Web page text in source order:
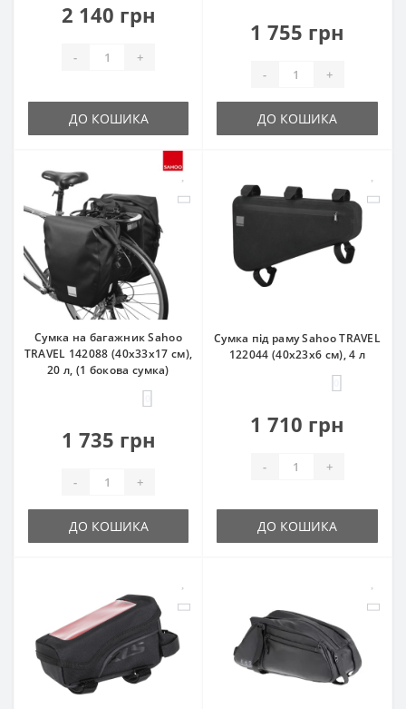
2 140 грн
- +
ДО КОШИКА
1 755 грн
- +
ДО КОШИКА
Сумка на багажник Sahoo
TRAVEL 142088 (40x33x17 см),
20 л, (1 бокова сумка)
1 735 грн
- +
ДО КОШИКА
Сумка під раму Sahoo TRAVEL
122044 (40х23х6 см), 4 л
1 710 грн
- +
ДО КОШИКА